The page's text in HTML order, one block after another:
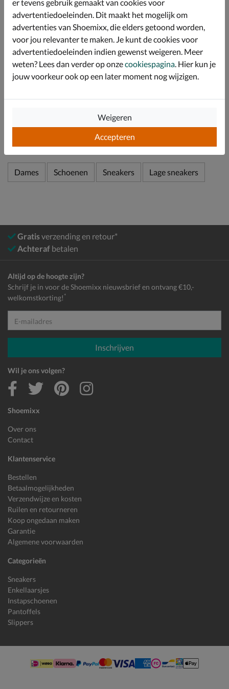
Hierdoor loop je de hele dag comfortabel en biedt de
schoen een goede warmte- en vocht regulatie. Het
voetbed is daarnaast uitneembaar en kan de schoen
ook met eigen zolen gedragen worden.
Afgewerkt met een trendy gumsole. Dit rubber heeft
een goede grip en zorgt zo voor betere stabiliteit.
Bekijk meer
Dames Schoenen Sneakers Lage sneakers
Gratisverzending en retour*
Achteraf betalen
Shoemixx
Over ons
Contact
Klantenservice
Bestellen
Betaalmogelijkheden
Verzendwijze en kosten
Ruilen en retourneren
Koop ongedaan maken
Garantie
Algemene voorwaarden
Categorieën
Sneakers
Enkellaarsjes
Instapschoenen
Pantoffels
Slippers
Altijd op de hoogte zijn?
Schrijf je in voor de Shoemixx nieuwsbrief en ontvang €10,-
welkomstkorting! *
E-mailadres
Inschrijven
Wil je ons volgen?
er tevens gebruik gemaakt van cookies voor
advertentiedoeleinden. Dit maakt het mogelijk om
advertenties van Shoemixx, die elders getoond worden,
voor jou relevanter te maken. Je kunt de cookies voor
advertentiedoeleinden indien gewenst weigeren. Meer
weten? Lees dan verder op onzecookiespagina . Hier kun je
jouw voorkeur ook op een later moment nog wijzigen.
Accepteren
Weigeren